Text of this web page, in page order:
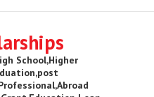
School,Higher